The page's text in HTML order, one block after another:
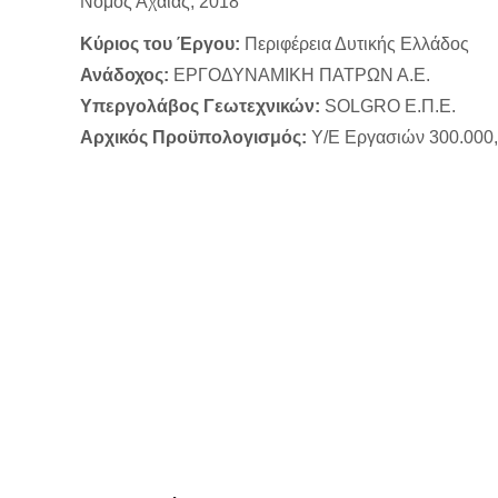
Κύριος του Έργου: Περιφέρεια Δυτικής Ελλάδος
Ανάδοχος: ΕΡΓΟΔΥΝΑΜΙΚΗ ΠΑΤΡΩΝ Α.Ε.
Υπεργολάβος Γεωτεχνικών: SOLGRO Ε.Π.Ε.
Αρχικός Προϋπολογισμός: Υ/Ε Εργασιών